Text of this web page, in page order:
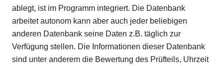
ablegt, ist im Programm integriert. Die Datenbank
arbeitet autonom kann aber auch jeder beliebigen
anderen Datenbank seine Daten z.B. täglich zur
Verfügung stellen. Die Informationen dieser Datenbank
sind unter anderem die Bewertung des Prüfteils, Uhrzeit